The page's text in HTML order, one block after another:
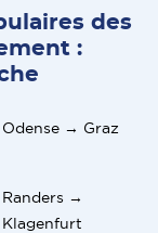
des
:
Odense → Graz
Randers →
Klagenfurt